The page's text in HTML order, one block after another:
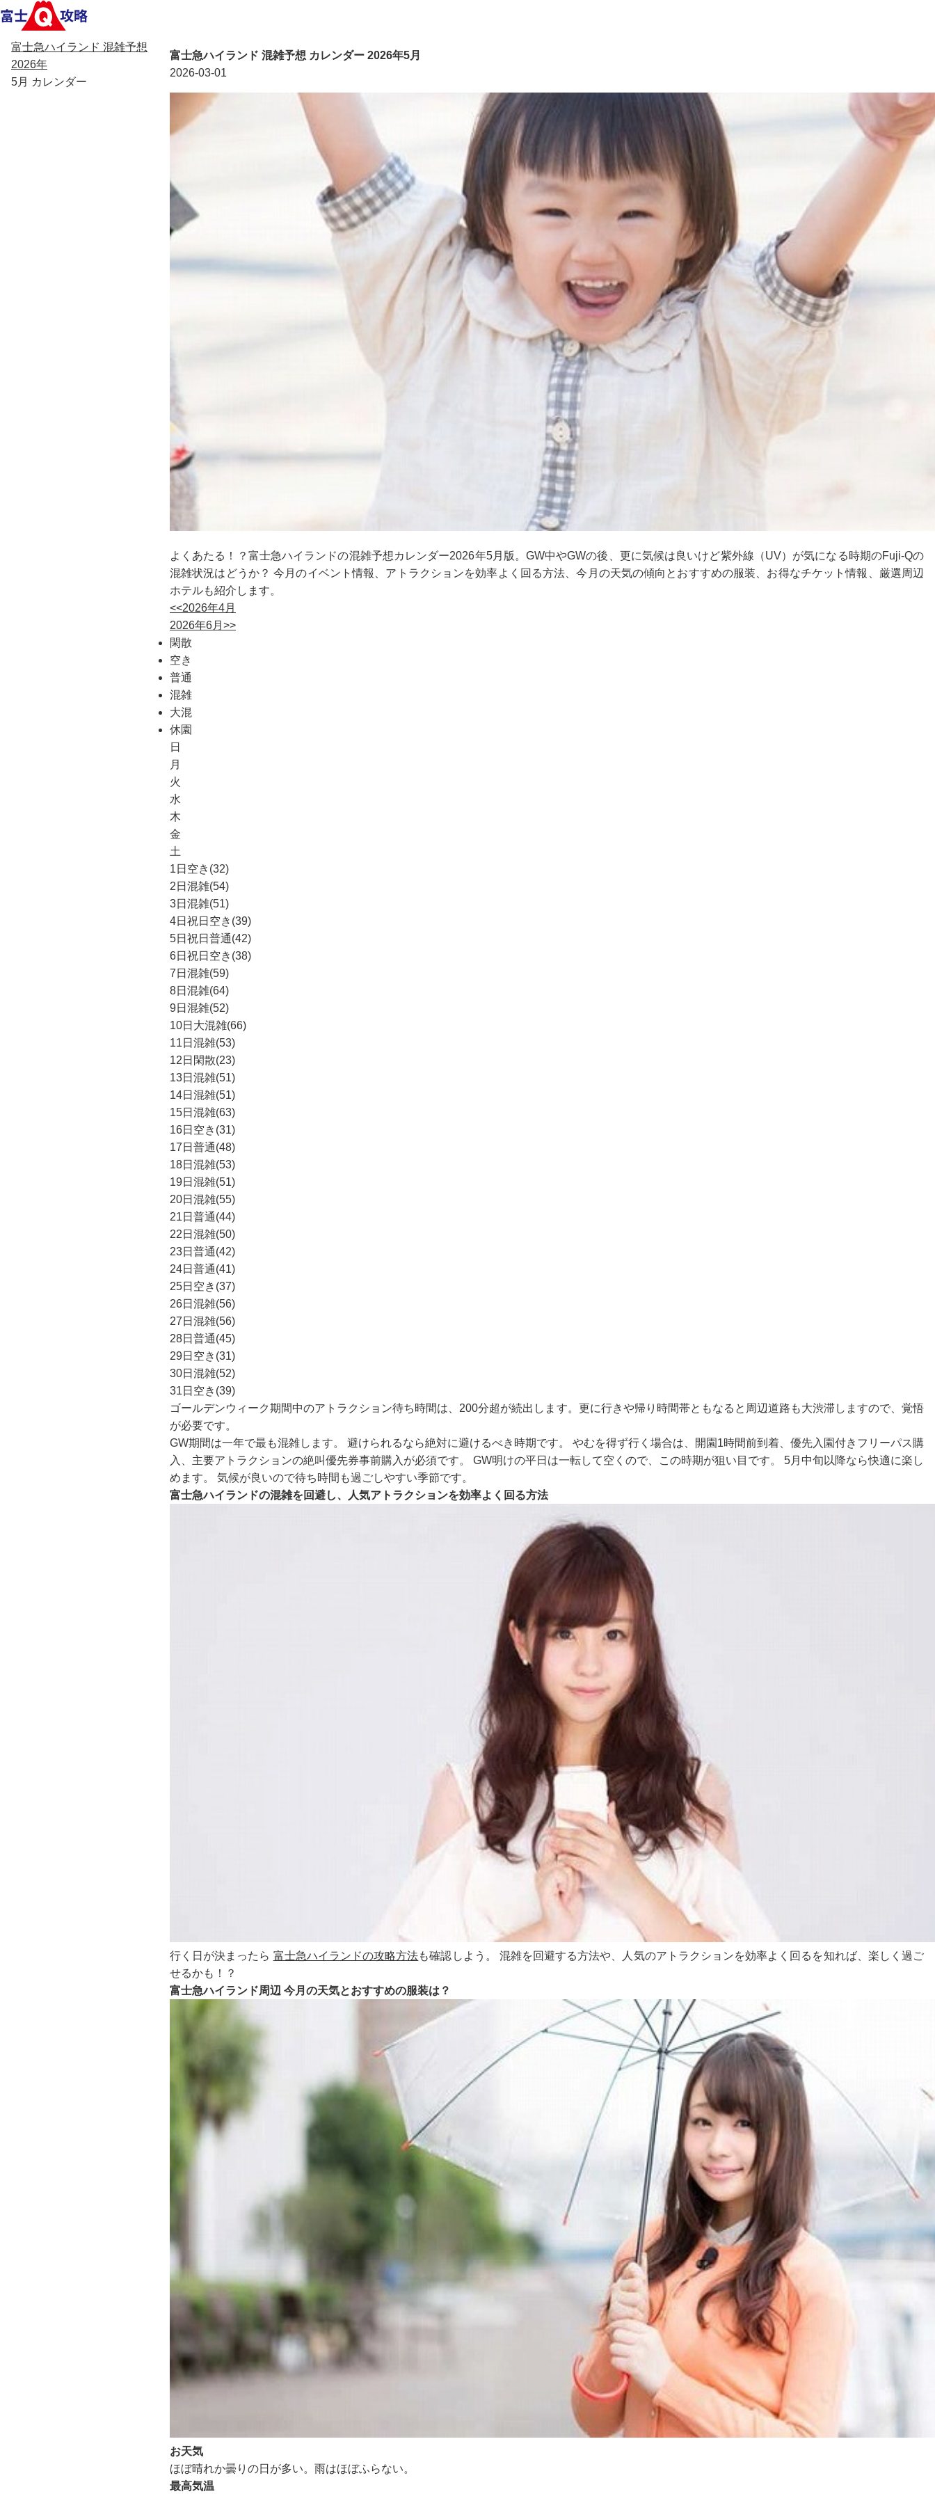
富士急ハイランド 混雑予想
2026年
5月 カレンダー
富士急ハイランド 混雑予想 カレンダー 2026年5月
2026-03-01
よくあたる！？富士急ハイランドの混雑予想カレンダー2026年5月版。GW中やGWの後、更に気候は良いけど紫外線（UV）が気になる時期のFuji-Qの
混雑状況はどうか？ 今月のイベント情報、アトラクションを効率よく回る方法、今月の天気の傾向とおすすめの服装、お得なチケット情報、厳選周辺
ホテルも紹介します。
<<2026年4月
2026年6月>>
閑散
空き
普通
混雑
大混
休園
日
月
火
水
木
金
土
1日 空き(32)
2日 混雑(54)
3日 混雑(51)
4日 祝日 空き(39)
5日 祝日 普通(42)
6日 祝日 空き(38)
7日 混雑(59)
8日 混雑(64)
9日 混雑(52)
10日 大混雑(66)
11日 混雑(53)
12日 閑散(23)
13日 混雑(51)
14日 混雑(51)
15日 混雑(63)
16日 空き(31)
17日 普通(48)
18日 混雑(53)
19日 混雑(51)
20日 混雑(55)
21日 普通(44)
22日 混雑(50)
23日 普通(42)
24日 普通(41)
25日 空き(37)
26日 混雑(56)
27日 混雑(56)
28日 普通(45)
29日 空き(31)
30日 混雑(52)
31日 空き(39)
ゴールデンウィーク期間中のアトラクション待ち時間は、200分超が続出します。更に行きや帰り時間帯ともなると周辺道路も大渋滞しますので、覚悟
が必要です。
GW期間は一年で最も混雑します。 避けられるなら絶対に避けるべき時期です。 やむを得ず行く場合は、開園1時間前到着、優先入園付きフリーパス購
入、主要アトラクションの絶叫優先券事前購入が必須です。 GW明けの平日は一転して空くので、この時期が狙い目です。 5月中旬以降なら快適に楽し
めます。 気候が良いので待ち時間も過ごしやすい季節です。
富士急ハイランドの混雑を回避し、人気アトラクションを効率よく回る方法
行く日が決まったら 富士急ハイランドの攻略方法も確認しよう。 混雑を回避する方法や、人気のアトラクションを効率よく回るを知れば、楽しく過ご
せるかも！？
富士急ハイランド周辺 今月の天気とおすすめの服装は？
お天気
ほぼ晴れか曇りの日が多い。雨はほぼふらない。
最高気温